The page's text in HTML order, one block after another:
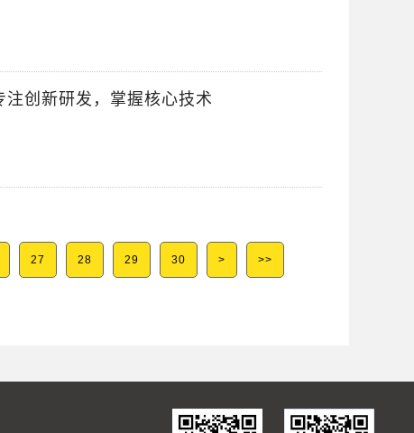
注创新研发，掌握核心技术
27 28 29 30 > >>